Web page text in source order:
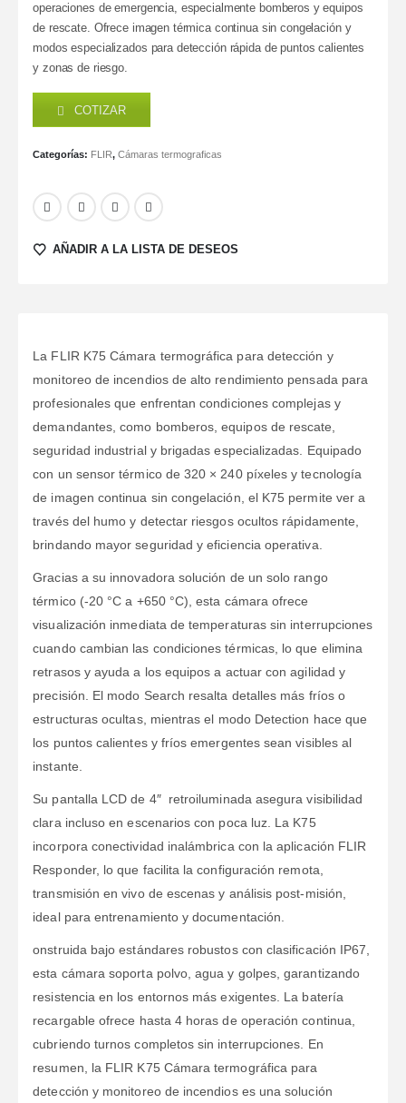
operaciones de emergencia, especialmente bomberos y equipos
de rescate. Ofrece imagen térmica continua sin congelación y
modos especializados para detección rápida de puntos calientes
y zonas de riesgo.
COTIZAR
Categorías: FLIR,Cámaras termograficas
AÑADIR A LA LISTA DE DESEOS
La FLIR K75 Cámara termográfica para detección y
monitoreo de incendios de alto rendimiento pensada para
profesionales que enfrentan condiciones complejas y
demandantes, como bomberos, equipos de rescate,
seguridad industrial y brigadas especializadas. Equipado
con un sensor térmico de 320 × 240 píxeles y tecnología
de imagen continua sin congelación, el K75 permite ver a
través del humo y detectar riesgos ocultos rápidamente,
brindando mayor seguridad y eficiencia operativa.
Gracias a su innovadora solución de un solo rango
térmico (-20 °C a +650 °C), esta cámara ofrece
visualización inmediata de temperaturas sin interrupciones
cuando cambian las condiciones térmicas, lo que elimina
retrasos y ayuda a los equipos a actuar con agilidad y
precisión. El modo Search resalta detalles más fríos o
estructuras ocultas, mientras el modo Detection hace que
los puntos calientes y fríos emergentes sean visibles al
instante.
Su pantalla LCD de 4″ retroiluminada asegura visibilidad
clara incluso en escenarios con poca luz. La K75
incorpora conectividad inalámbrica con la aplicación FLIR
Responder, lo que facilita la configuración remota,
transmisión en vivo de escenas y análisis post-misión,
ideal para entrenamiento y documentación.
onstruida bajo estándares robustos con clasificación IP67,
esta cámara soporta polvo, agua y golpes, garantizando
resistencia en los entornos más exigentes. La batería
recargable ofrece hasta 4 horas de operación continua,
cubriendo turnos completos sin interrupciones. En
resumen, la FLIR K75 Cámara termográfica para
detección y monitoreo de incendios es una solución